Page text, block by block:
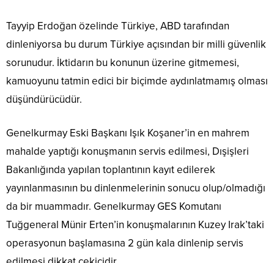
Tayyip Erdoğan özelinde Türkiye, ABD tarafından
dinleniyorsa bu durum Türkiye açısından bir milli güvenlik
sorunudur. İktidarın bu konunun üzerine gitmemesi,
kamuoyunu tatmin edici bir biçimde aydınlatmamış olması
düşündürücüdür.
Genelkurmay Eski Başkanı Işık Koşaner’in en mahrem
mahalde yaptığı konuşmanın servis edilmesi, Dışişleri
Bakanlığında yapılan toplantının kayıt edilerek
yayınlanmasının bu dinlenmelerinin sonucu olup/olmadığı
da bir muammadır. Genelkurmay GES Komutanı
Tuğgeneral Münir Erten’in konuşmalarının Kuzey Irak’taki
operasyonun başlamasına 2 gün kala dinlenip servis